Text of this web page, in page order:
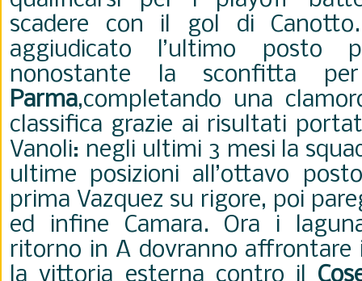
scadere con il gol di
aggiudicato l’ultimo posto
nonostante la sconfitta
Parma,completando una
classifica grazie ai risultati
Vanoli: negli ultimi 3 mesi la
ultime posizioni all’ottavo
prima Vazquez su rigore, poi
ed infine Camara. Ora i
ritorno in A dovranno
la vittoria esterna contro il